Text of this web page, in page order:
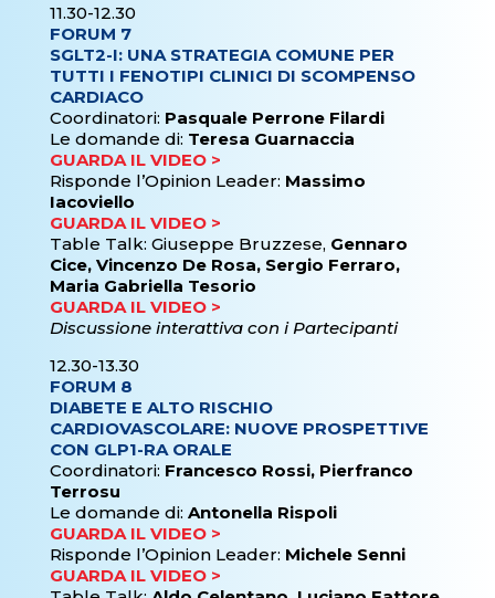
11.30-12.30
FORUM 7
SGLT2-I: UNA STRATEGIA COMUNE PER
TUTTI I FENOTIPI CLINICI DI SCOMPENSO
CARDIACO
Coordinatori: Pasquale Perrone Filardi
Le domande di: Teresa Guarnaccia
GUARDA IL VIDEO >
Risponde l’Opinion Leader: Massimo
Iacoviello
GUARDA IL VIDEO >
Table Talk: Giuseppe Bruzzese, Gennaro
Cice, Vincenzo De Rosa, Sergio Ferraro,
Maria Gabriella Tesorio
GUARDA IL VIDEO >
Discussione interattiva con i Partecipanti
12.30-13.30
FORUM 8
DIABETE E ALTO RISCHIO
CARDIOVASCOLARE: NUOVE PROSPETTIVE
CON GLP1-RA ORALE
Coordinatori: Francesco Rossi, Pierfranco
Terrosu
Le domande di: Antonella Rispoli
GUARDA IL VIDEO >
Risponde l’Opinion Leader: Michele Senni
GUARDA IL VIDEO >